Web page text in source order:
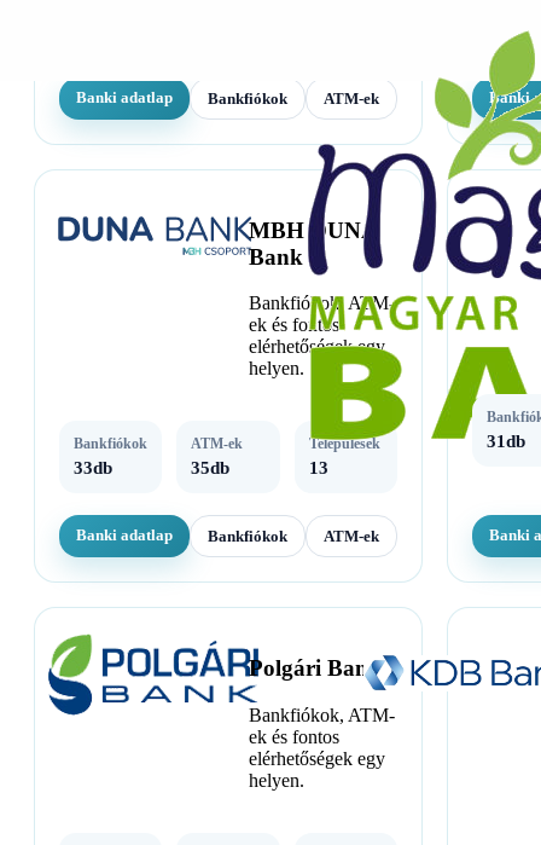
Banki adatlap Bankfiókok ATM-ek Banki
MBH DUNA
Bank
Bankfiókok, ATM-
ek és fontos
elérhetőségek egy
helyen.
Bankfiókok
33db
ATM-ek
35db
Települések
13
Banki adatlap Bankfiókok ATM-ek
31db
Banki
Polgári Bank
Bankfiókok, ATM-
ek és fontos
elérhetőségek egy
helyen.